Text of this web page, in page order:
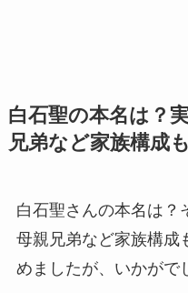
白石聖の本名は？
兄弟など家族構成
白石聖さんの本名は？
母親兄弟など家族構成
めましたが、いかがで